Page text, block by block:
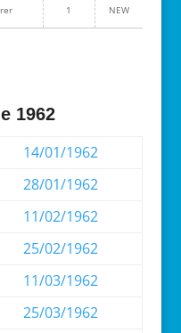
1 NEW
1962
14/01/1962
28/01/1962
11/02/1962
25/02/1962
11/03/1962
25/03/1962